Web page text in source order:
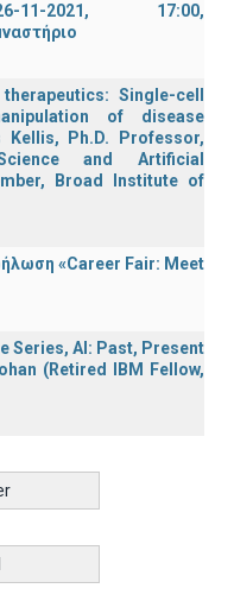
11-2021, 17:00,
Single-cell
of disease
Ph.D. Professor,
and Artificial
Broad Institute of
«Career Fair: Meet
Series, ΑΙ: Past, Present
(Retired IBM Fellow,